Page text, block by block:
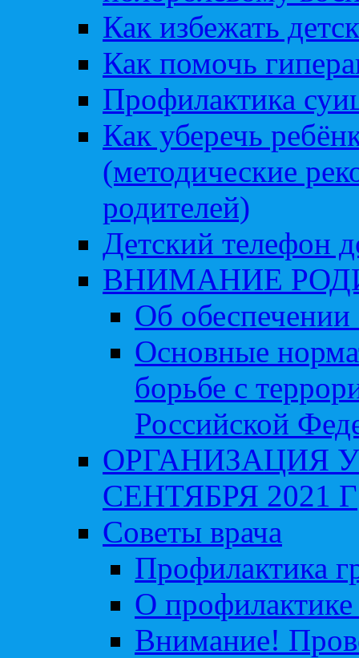
Как избежать
Как помочь
Профилактика
Как уберечь
(методические
родителей)
Детский телефон
ВНИМАНИЕ
Об обеспечении
Основные
борьбе с
Российской
ОРГАНИЗАЦИЯ
СЕНТЯБРЯ 2021 Г
Советы врача
Профилактика
О профилактике
Внимание!